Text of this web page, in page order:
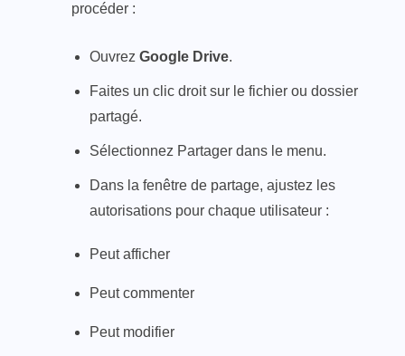
procéder :
Ouvrez Google Drive.
Faites un clic droit sur le fichier ou dossier
partagé.
Sélectionnez Partager dans le menu.
Dans la fenêtre de partage, ajustez les
autorisations pour chaque utilisateur :
Peut afficher
Peut commenter
Peut modifier